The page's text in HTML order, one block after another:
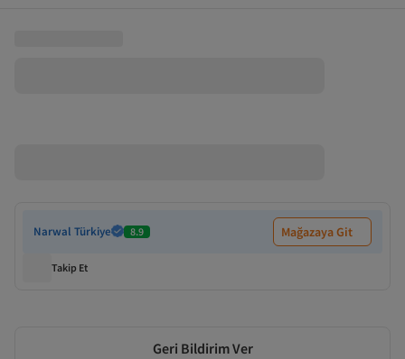
Narwal Türkiye 8.9 Mağazaya Git
Takip Et
Geri Bildirim Ver